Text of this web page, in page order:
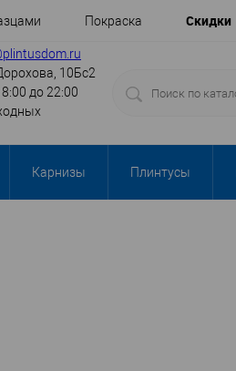
Покраска Cкидки
10Бс2
до 22:00
Карнизы Плинтусы